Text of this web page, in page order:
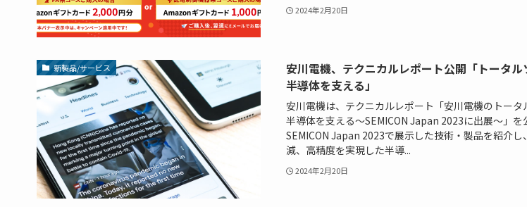
2024年2月20日
新製品/サービス
安川電機、テクニカルレポート公開「トータ
半導体を支える」
安川電機は、テクニカルレポート「安川電機のトー
半導体を支える～SEMICON Japan 2023に出展～」
SEMICON Japan 2023で展示した技術・製品を紹介
減、高精度を実現した半導...
2024年2月20日